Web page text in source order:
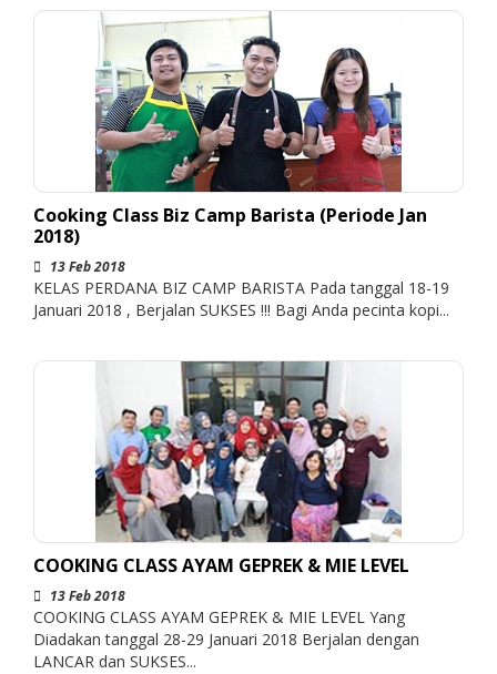
Cooking Class Biz Camp Barista (Periode Jan
2018)
13 Feb 2018
KELAS PERDANA BIZ CAMP BARISTA Pada tanggal 18-19
Januari 2018 , Berjalan SUKSES !!! Bagi Anda pecinta kopi...
COOKING CLASS AYAM GEPREK & MIE LEVEL
13 Feb 2018
COOKING CLASS AYAM GEPREK & MIE LEVEL Yang
Diadakan tanggal 28-29 Januari 2018 Berjalan dengan
LANCAR dan SUKSES...